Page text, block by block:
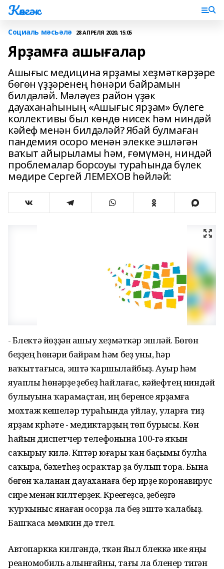
Көнгәк
Социаль мәсьәлә 28 АПРЕЛЯ 2020, 15:05
Ярҙамға ашығалар
Ашығыс медицина ярҙамы хеҙмәткәрҙәре
бөгөн үҙҙәренең һөнәри байрамын
билдәләй. Мәләүез район үҙәк
дауаханаһының «Ашығыс ярҙам» бүлеге
коллективы был көндө нисек һәм ниндәй
кәйеф менән билдәләй? Ябай булмаған
пандемия осоро менән элекке эшләгән
ваҡыт айырыламы һәм, ғөмүмән, ниндәй
проблемалар борсоуы тураһында бүлек
мөдире Сергей ЛЕМЕХОВ һөйләй:
- Бүлектә йөҙҙән ашыу хеҙмәткәр эшләй. Бөгөн
беҙҙең һөнәри байрам һәм беҙ уны, һәр
ваҡыттағыса, эштә ҡаршылайбыҙ. Ауыр һәм
яуаплы һөнәрҙе үҙебеҙ һайлағас, кәйефтең ниндәй
булыуына ҡарамаҫтан, иң беренсе ярҙамға
мохтаж кешеләр тураһында уйлау, уларға тиҙ
ярҙам күрһәтеү - медиктарҙың төп бурысы. Көн
һайын диспетчер телефонына 100-гә яҡын
саҡырыу килә. Күптәр юғары ҡан баҫымы булһа
саҡыра, бәхетһеҙ осраҡтар ҙа булып тора. Бына
бөгөн ҡаланан дауаханаға бер ирҙе коронавирус
сире менән килтерҙек. Күреүегеҙсә, үҙебеҙгә
ҡурҡыныс янаған осорҙа ла беҙ эштә ҡалабыҙ.
Башҡаса мөмкин дә түгел.
Автопаркка килгәндә, үткән йыл бүлеккә ике яңы
реаномобиль алынғайны, тағы ла бүленер тигән